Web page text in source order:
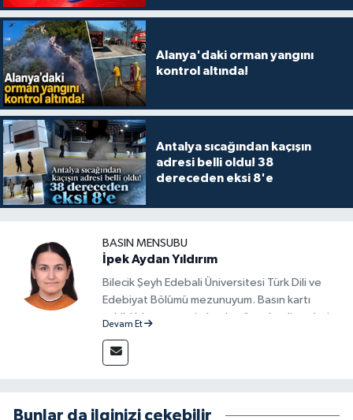
Alanya'daki orman yangını
kontrol altında!
Antalya sıcağından kaçışın
adresi belli oldu! 38
dereceden eksi 8'e
BASIN MENSUBU
İpek Aydan Yıldırım
Bilecik Şeyh Edebali Üniversitesi Türk Dili ve
Edebiyat Bölümü mezunuyum. Basın kartı
sahibi bir gazeteci olarak, güncel gelişmeleri
güvenilir ve tarafsız bilgilerle buluşturmayı
amaçlıyorum. Habercilik anlayışımda etik
Devam Et
Bunlar da ilginizi çekebilir